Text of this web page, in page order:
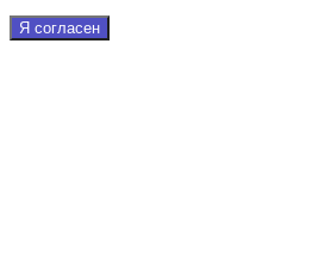
Я согласен